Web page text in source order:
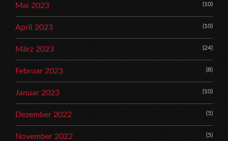
Mai 2023 (10)
April 2023 (10)
März 2023 (24)
Februar 2023 (8)
Januar 2023 (10)
Dezember 2022 (5)
November 2022 (5)